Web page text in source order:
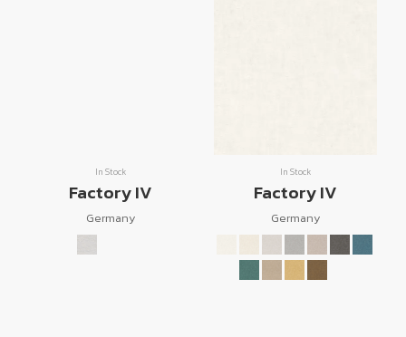
In Stock
Factory IV
Germany
In Stock
Factory IV
Germany